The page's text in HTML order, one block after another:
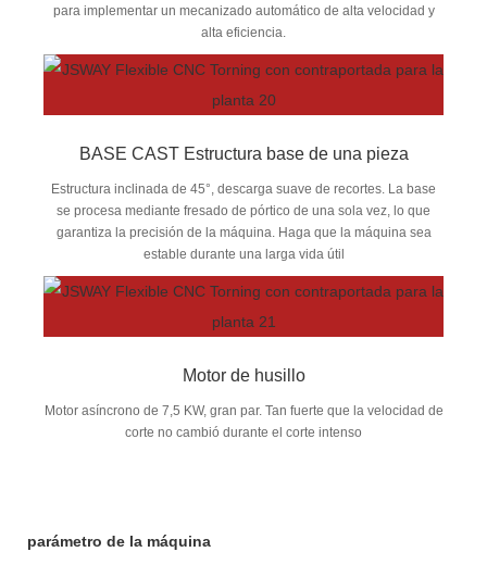
para implementar un mecanizado automático de alta velocidad y
alta eficiencia.
BASE CAST Estructura base de una pieza
Estructura inclinada de 45°, descarga suave de recortes. La base
se procesa mediante fresado de pórtico de una sola vez, lo que
garantiza la precisión de la máquina. Haga que la máquina sea
estable durante una larga vida útil
Motor de husillo
Motor asíncrono de 7,5 KW, gran par. Tan fuerte que la velocidad de
corte no cambió durante el corte intenso
parámetro de la máquina